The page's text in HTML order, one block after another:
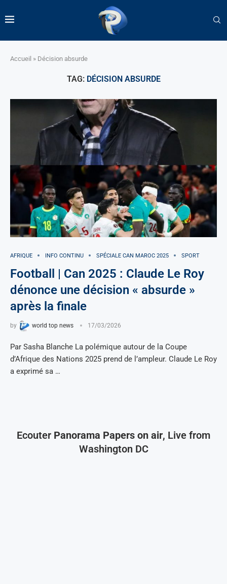
Accueil » Décision absurde
TAG: DÉCISION ABSURDE
AFRIQUE INFO CONTINU SPÉCIALE CAN MAROC 2025 SPORT
Football | Can 2025 : Claude Le Roy
dénonce une décision « absurde »
après la finale
by world top news 17/03/2026
Par Sasha Blanche La polémique autour de la Coupe
d’Afrique des Nations 2025 prend de l’ampleur. Claude Le Roy
a exprimé sa …
Ecouter Panorama Papers on air, Live from
Washington DC